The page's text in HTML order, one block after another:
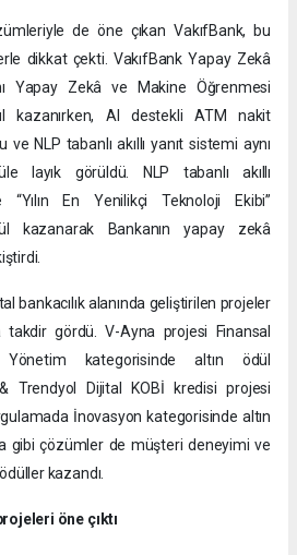
de öne çıkan VakıfBank, bu
dikkat çekti. VakıfBank Yapay Zekâ
Yapay Zekâ ve Makine Öğrenmesi
kazanırken, AI destekli ATM nakit
NLP tabanlı akıllı yanıt sistemi aynı
layık görüldü. NLP tabanlı akıllı
En Yenilikçi Teknoloji Ekibi”
kazanarak Bankanın yapay zekâ
bankacılık alanında geliştirilen projeler
takdir gördü. V-Ayna projesi Finansal
Yönetim kategorisinde altın ödül
& Trendyol Dijital KOBİ kredisi projesi
İnovasyon kategorisinde altın
gibi çözümler de müşteri deneyimi ve
kazandı.
öne çıktı